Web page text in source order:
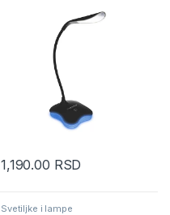
1,190.00 RSD
Svetiljke i lampe